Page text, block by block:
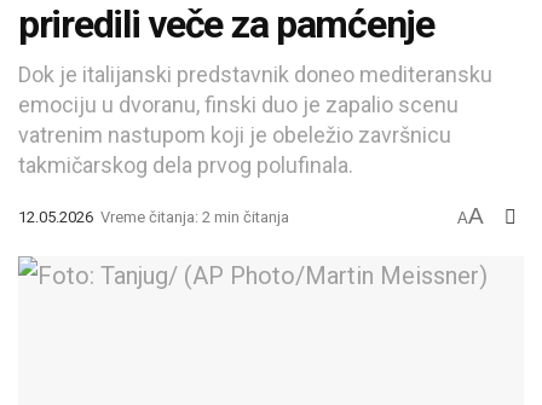
priredili veče za pamćenje
Dok je italijanski predstavnik doneo mediteransku
emociju u dvoranu, finski duo je zapalio scenu
vatrenim nastupom koji je obeležio završnicu
takmičarskog dela prvog polufinala.
12.05.2026 Vreme čitanja: 2 min čitanja AA